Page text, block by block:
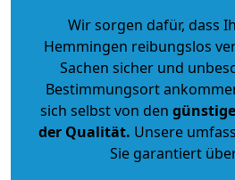
Wir sorgen dafür, dass
Hemmingen reibungslos
Sachen sicher und
Bestimmungsort
sich selbst von den
der Qualität. Unsere
Sie garantiert